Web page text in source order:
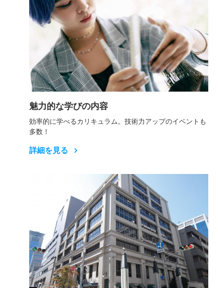
魅力的な学びの内容
効率的に学べるカリキュラム。技術力アップのイベントも
多数！
詳細を見る